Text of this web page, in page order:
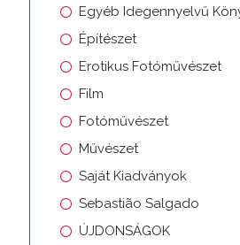
Egyéb Idegennyelvű
Építészet
Erotikus Fotóművészet
Film
Fotóművészet
Művészet
Saját Kiadványok
Sebastião Salgado
ÚJDONSÁGOK